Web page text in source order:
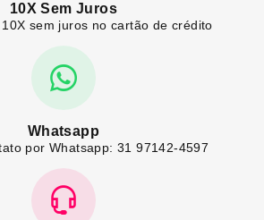
10X Sem Juros
sem juros no cartão de crédito
Whatsapp
por Whatsapp: 31 97142-4597